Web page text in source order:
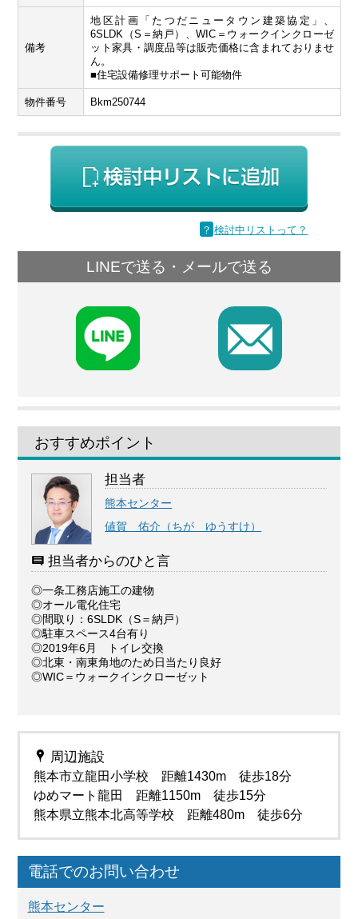
備考
地区計画「たつだニュータウン建築協定」、
6SLDK（S＝納戸）、WIC＝ウォークインクローゼ
ット家具・調度品等は販売価格に含まれておりませ
ん。
■住宅設備修理サポート可能物件
物件番号 Bkm250744
？ 検討中リストって？
LINEで送る・メールで送る
F
おすすめポイント
担当者
熊本センター
値賀 佑介（ちが ゆうすけ）
担当者からのひと言
◎一条工務店施工の建物
◎オール電化住宅
◎間取り：6SLDK（S＝納戸）
◎駐車スペース4台有り
◎2019年6月 トイレ交換
◎北東・南東角地のため日当たり良好
◎WIC＝ウォークインクローゼット
周辺施設
熊本市立龍田小学校 距離1430m 徒歩18分
ゆめマート龍田 距離1150m 徒歩15分
熊本県立熊本北高等学校 距離480m 徒歩6分
電話でのお問い合わせ
熊本センター